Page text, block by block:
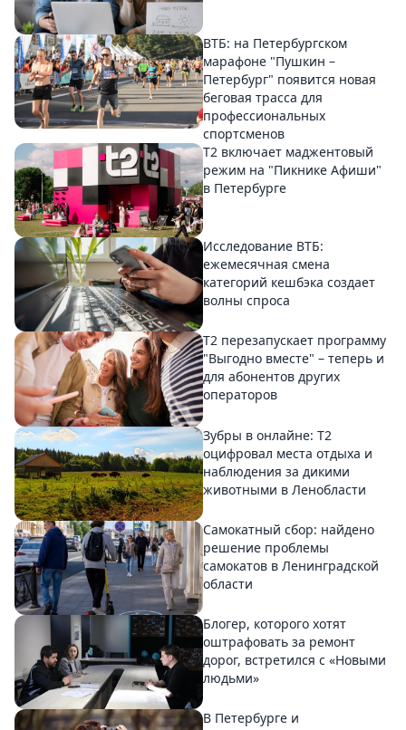
ВТБ: на Петербургском
марафоне "Пушкин –
Петербург" появится новая
беговая трасса для
профессиональных
спортсменов
Т2 включает маджентовый
режим на "Пикнике Афиши"
в Петербурге
Исследование ВТБ:
ежемесячная смена
категорий кешбэка создает
волны спроса
Т2 перезапускает программу
"Выгодно вместе" – теперь и
для абонентов других
операторов
Зубры в онлайне: Т2
оцифровал места отдыха и
наблюдения за дикими
животными в Ленобласти
Самокатный сбор: найдено
решение проблемы
самокатов в Ленинградской
области
Блогер, которого хотят
оштрафовать за ремонт
дорог, встретился с «Новыми
людьми»
В Петербурге и